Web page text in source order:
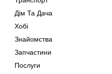
Дім Та Дача
Хобі
Знайомства
Запчастини
Послуги